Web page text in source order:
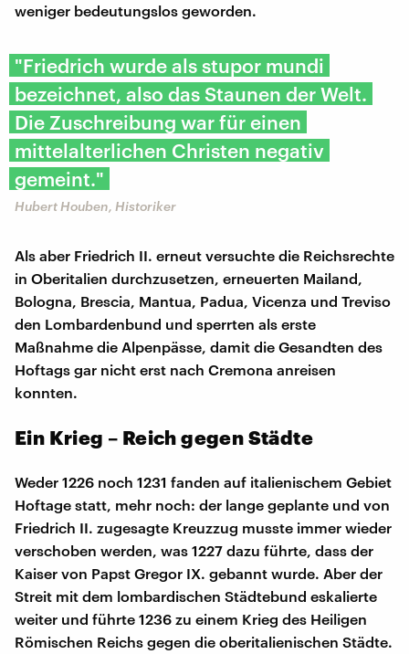
weniger bedeutungslos geworden.
"Friedrich wurde als stupor mundi
bezeichnet, also das Staunen der Welt.
Die Zuschreibung war für einen
mittelalterlichen Christen negativ
gemeint."
Hubert Houben, Historiker
Als aber Friedrich II. erneut versuchte die Reichsrechte
in Oberitalien durchzusetzen, erneuerten Mailand,
Bologna, Brescia, Mantua, Padua, Vicenza und Treviso
den Lombardenbund und sperrten als erste
Maßnahme die Alpenpässe, damit die Gesandten des
Hoftags gar nicht erst nach Cremona anreisen
konnten.
Ein Krieg – Reich gegen Städte
Weder 1226 noch 1231 fanden auf italienischem Gebiet
Hoftage statt, mehr noch: der lange geplante und von
Friedrich II. zugesagte Kreuzzug musste immer wieder
verschoben werden, was 1227 dazu führte, dass der
Kaiser von Papst Gregor IX. gebannt wurde. Aber der
Streit mit dem lombardischen Städtebund eskalierte
weiter und führte 1236 zu einem Krieg des Heiligen
Römischen Reichs gegen die oberitalienischen Städte.